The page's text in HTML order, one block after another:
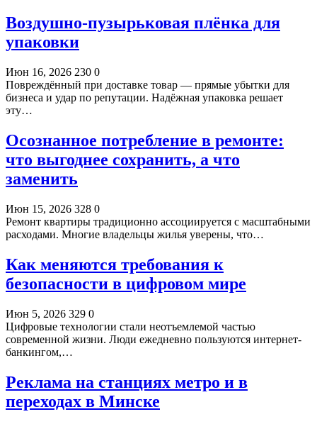
Воздушно-пузырьковая плёнка для
упаковки
Июн 16, 2026 230 0
Повреждённый при доставке товар — прямые убытки для
бизнеса и удар по репутации. Надёжная упаковка решает
эту…
Осознанное потребление в ремонте:
что выгоднее сохранить, а что
заменить
Июн 15, 2026 328 0
Ремонт квартиры традиционно ассоциируется с масштабными
расходами. Многие владельцы жилья уверены, что…
Как меняются требования к
безопасности в цифровом мире
Июн 5, 2026 329 0
Цифровые технологии стали неотъемлемой частью
современной жизни. Люди ежедневно пользуются интернет-
банкингом,…
Реклама на станциях метро и в
переходах в Минске